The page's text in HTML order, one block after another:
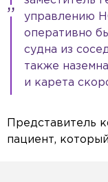
управлению
оперативно
судна из
также
и карета
Представитель
пациент,